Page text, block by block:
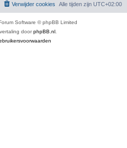
Alle tijden zijn UTC+02:00
Verwijder cookies
Software © phpBB Limited
doorphpBB.nl